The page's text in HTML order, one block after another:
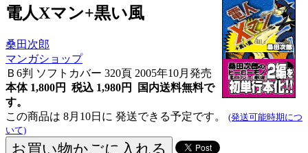
電人Xマン+黒い風
桑田次郎
マンガショップ
Ｂ6判 ソフトカバー 320頁 2005年10月発売
本体 1,800円 税込 1,980円
国内送料無料で
す。
この商品は 8月10日に 発送できる予定です。 (発送可能時期につ
いて)